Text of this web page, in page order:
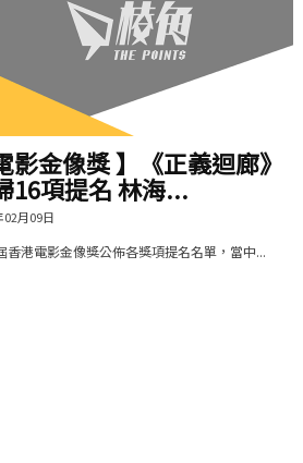
影金像獎 】《正義迴廊》
16項提名 林海...
02月09日
香港電影金像獎公佈各獎項提名名單，當中...